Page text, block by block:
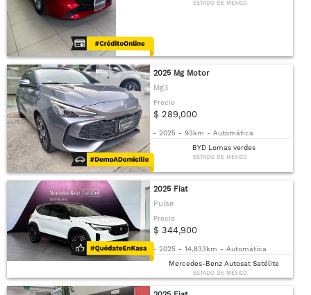
ESTADO DE MÉXICO
2025 Mg Motor
Mg3
Precio
$ 289,000
- 2025 - 93km - Automática
BYD Lomas verdes
ESTADO DE MÉXICO
2025 Fiat
Pulse
Precio
$ 344,900
- 2025 - 14,833km - Automática
Mercedes-Benz Autosat Satélite
ESTADO DE MÉXICO